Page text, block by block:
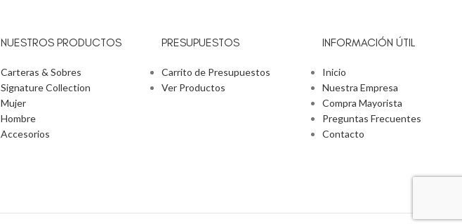
NUESTROS PRODUCTOS
Carteras & Sobres
Signature Collection
Mujer
Hombre
Accesorios
PRESUPUESTOS
Carrito de Presupuestos
Ver Productos
INFORMACIÓN ÚTIL
Inicio
Nuestra Empresa
Compra Mayorista
Preguntas Frecuentes
Contacto